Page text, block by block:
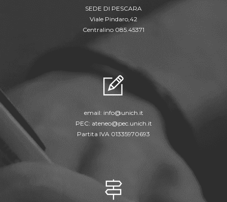
SEDE DI PESCARA
Viale Pindaro,42
Centralino 085.45371
email: info@unich.it
PEC: ateneo@pec.unich.it
Partita IVA 01335970693